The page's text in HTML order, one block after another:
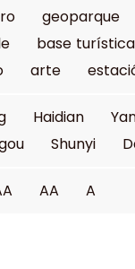
geoparque
base turística
arte
Haidian
Shunyi
AA A